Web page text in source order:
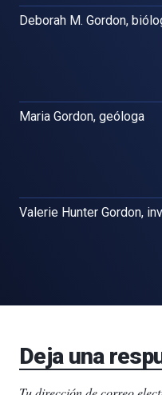
Deborah M. Gordon,
Maria Gordon, geóloga
Valerie Hunter Gordon,
Deja una